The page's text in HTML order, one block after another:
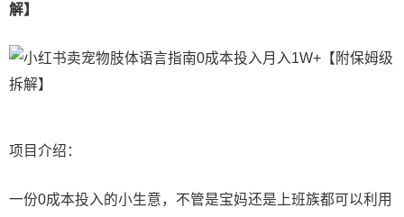
解】
项目介绍：
一份0成本投入的小生意，不管是宝妈还是上班族都可以利用